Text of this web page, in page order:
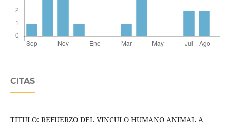
CITAS
TITULO: REFUERZO DEL VINCULO HUMANO ANIMAL A